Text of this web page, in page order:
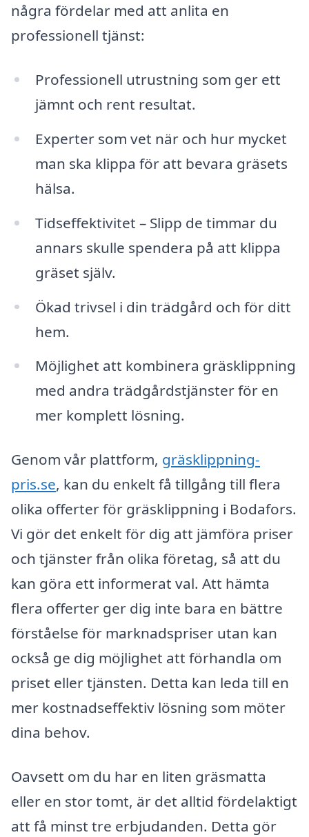
några fördelar med att anlita en
professionell tjänst:
Professionell utrustning som ger ett
jämnt och rent resultat.
Experter som vet när och hur mycket
man ska klippa för att bevara gräsets
hälsa.
Tidseffektivitet – Slipp de timmar du
annars skulle spendera på att klippa
gräset själv.
Ökad trivsel i din trädgård och för ditt
hem.
Möjlighet att kombinera gräsklippning
med andra trädgårdstjänster för en
mer komplett lösning.
Genom vår plattform, gräsklippning-
pris.se, kan du enkelt få tillgång till flera
olika offerter för gräsklippning i Bodafors.
Vi gör det enkelt för dig att jämföra priser
och tjänster från olika företag, så att du
kan göra ett informerat val. Att hämta
flera offerter ger dig inte bara en bättre
förståelse för marknadspriser utan kan
också ge dig möjlighet att förhandla om
priset eller tjänsten. Detta kan leda till en
mer kostnadseffektiv lösning som möter
dina behov.
Oavsett om du har en liten gräsmatta
eller en stor tomt, är det alltid fördelaktigt
att få minst tre erbjudanden. Detta gör